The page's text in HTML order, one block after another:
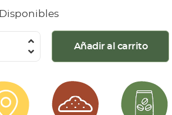
Añadir al carrito